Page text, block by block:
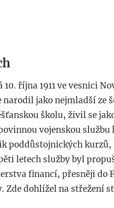
října 1911 ve vesnici
narodil jako nejmladší ze
školu, živil se
vojenskou službu
poddůstojnických kurzů,
letech služby byl
financí, přesněji do
Zde dohlížel na střežení